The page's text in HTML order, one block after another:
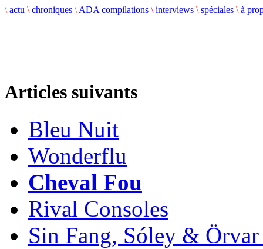
\ actu \ chroniques \ ADA compilations \ interviews \ spéciales \ à
Articles suivants
Bleu Nuit
Wonderflu
Cheval Fou
Rival Consoles
Sin Fang, Sóley & Örvar